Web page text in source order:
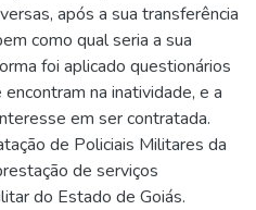
após a sua transferência
como qual seria a sua
foi aplicado questionários
na inatividade, e a
em ser contratada.
de Policiais Militares da
de serviços
do Estado de Goiás.